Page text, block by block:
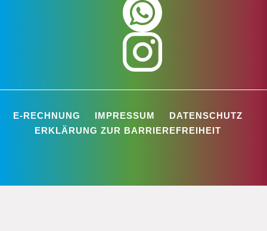
E-RECHNUNG IMPRESSUM
DATENSCHUTZ
ERKLÄRUNG ZUR BARRIEREFREIHEIT